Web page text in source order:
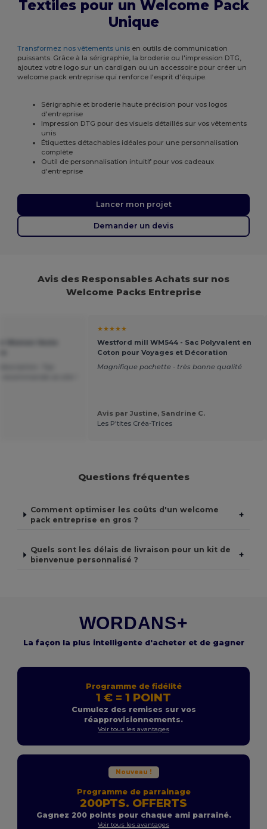
Textiles pour un Welcome Pack
Unique
Transformez nos vêtements unis en outils de communication
puissants. Grâce à la sérigraphie, la broderie ou l'impression DTG,
ajoutez votre logo sur un cardigan ou un accessoire pour créer un
welcome pack entreprise qui renforce l'esprit d'équipe.
Sérigraphie et broderie haute précision pour vos logos
d'entreprise
Impression DTG pour des visuels détaillés sur vos vêtements
unis
Étiquettes détachables idéales pour une personnalisation
complète
Outil de personnalisation intuitif pour vos cadeaux
d'entreprise
Lancer mon projet
Demander un devis
Avis des Responsables Achats sur nos
Welcome Packs Entreprise
★★★★★
Westford mill WM544 - Sac Polyvalent en
Coton pour Voyages et Décoration
Magnifique pochette - très bonne qualité
Avis par Justine, Sandrine C.
Les P'tites Créa-Trices
Questions fréquentes
Comment optimiser les coûts d'un welcome
pack entreprise en gros ?
+
Quels sont les délais de livraison pour un kit de
bienvenue personnalisé ?
+
WORDANS+
La façon la plus intelligente d'acheter et de gagner
Programme de fidélité
1 € = 1 POINT
Cumulez des remises sur vos
réapprovisionnements.
Voir tous les avantages
Nouveau !
Programme de parrainage
200PTS. OFFERTS
Gagnez 200 points pour chaque ami parrainé.
Voir tous les avantages